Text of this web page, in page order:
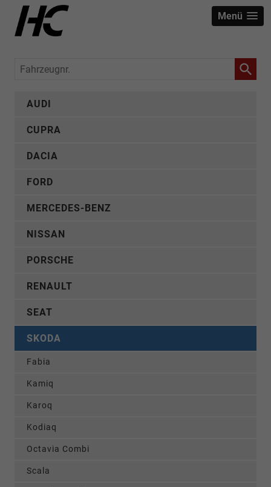
Menü
Fahrzeugnr.
AUDI
CUPRA
DACIA
FORD
MERCEDES-BENZ
NISSAN
PORSCHE
RENAULT
SEAT
SKODA
Fabia
Kamiq
Karoq
Kodiaq
Octavia Combi
Scala